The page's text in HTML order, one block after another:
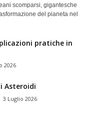
scomparsi, gigantesche
del pianeta nel
pratiche in
2026
Asteroidi
3 Luglio 2026